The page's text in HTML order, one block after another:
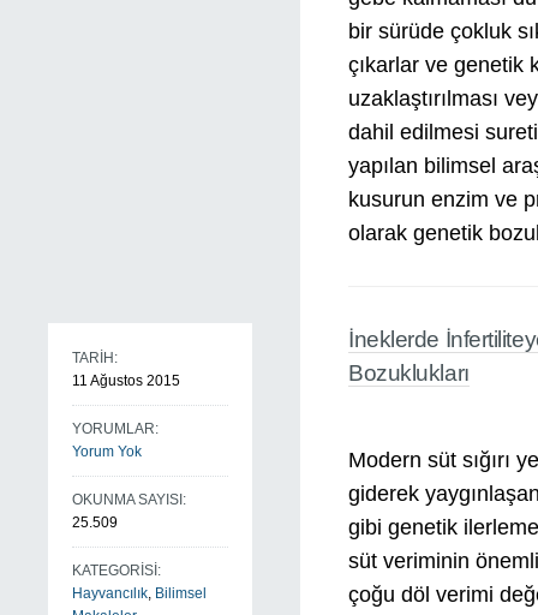
bir sürüde çokluk
çıkarlar ve genetik
uzaklaştırılması
dahil edilmesi
yapılan bilimsel
kusurun enzim ve
olarak genetik
TARİH:
11 Ağustos 2015
YORUMLAR:
Yorum Yok
OKUNMA SAYISI:
25.509
KATEGORİSİ:
Hayvancılık, Bilimsel
İneklerde
Bozuklukları
Modern süt sığırı
giderek
gibi genetik
süt veriminin
çoğu döl verimi